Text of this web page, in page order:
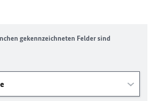
gekennzeichneten Felder sind